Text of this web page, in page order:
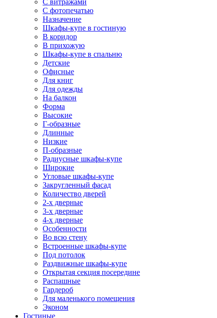
С витражами
С фотопечатью
Назначение
Шкафы-купе в гостиную
В коридор
В прихожую
Шкафы-купе в спальню
Детские
Офисные
Для книг
Для одежды
На балкон
Форма
Высокие
Г-образные
Длинные
Низкие
П-образные
Радиусные шкафы-купе
Широкие
Угловые шкафы-купе
Закругленный фасад
Количество дверей
2-х дверные
3-х дверные
4-х дверные
Особенности
Во всю стену
Встроенные шкафы-купе
Под потолок
Раздвижные шкафы-купе
Открытая секция посередине
Распашные
Гардероб
Для маленького помещения
Эконом
Гостиные